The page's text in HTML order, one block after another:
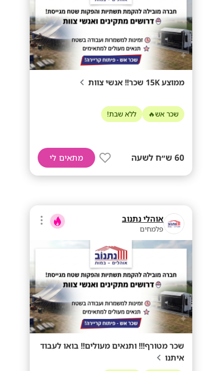
ממוצע 15K שכר!! אנשי צוות
שכר אש🔥 ללא שבת!
60 ש״ח לשעה מתאים לי
אוהלי נתנוב
פלמחים
שכר מטורף!!! ותנאים מעולים!! בואו לעבוד
איתנו